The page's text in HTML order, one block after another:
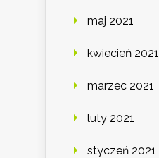
maj 2021
kwiecień 2021
marzec 2021
luty 2021
styczeń 2021